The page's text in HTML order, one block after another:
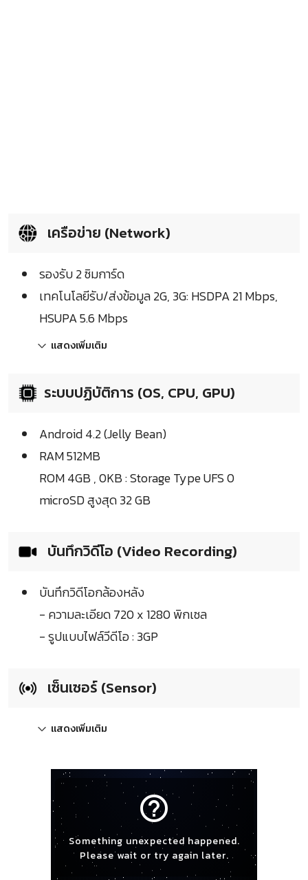
เครือข่าย (Network)
รองรับ 2 ซิมการ์ด
เทคโนโลยีรับ/ส่งข้อมูล 2G, 3G: HSDPA 21 Mbps,
HSUPA 5.6 Mbps
แสดงเพิ่มเติม
ระบบปฏิบัติการ (OS, CPU, GPU)
Android 4.2 (Jelly Bean)
RAM 512MB
ROM 4GB , 0KB : Storage Type UFS 0
microSD สูงสุด 32 GB
บันทึกวิดีโอ (Video Recording)
บันทึกวิดีโอกล้องหลัง
- ความละเอียด 720 x 1280 พิกเซล
- รูปแบบไฟล์วีดีโอ : 3GP
เซ็นเซอร์ (Sensor)
แสดงเพิ่มเติม
help_outline
Something unexpected happened.
Please wait or try again later.